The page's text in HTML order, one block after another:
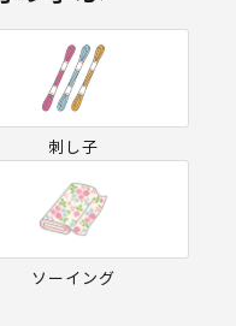
刺し子
ソーイング